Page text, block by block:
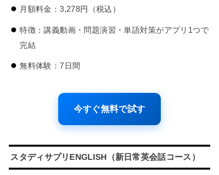
月額料金：3,278円（税込）
特徴：講義動画・問題演習・単語対策がアプリ1つで
完結
無料体験：7日間
今すぐ無料で試す
スタディサプリENGLISH（新日常英会話コース）